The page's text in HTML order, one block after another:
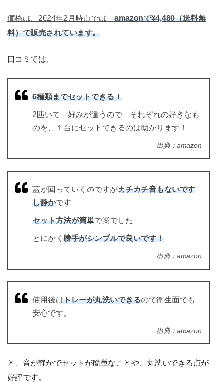
価格は、2024年2月時点では、 amazonで¥4,480（送料無
料）で販売されています。
口コミでは、
6種類までセットできる！
2匹いて、好みが違うので、それぞれの好きなも
のを、１台にセットできるのは助かります！
出典：amazon
蓋が回っていくのですがカチカチ音もないです
し静かです
セット方法が簡単で楽でした
とにかく 勝手がシンプルで良いです！
出典：amazon
使用後はトレーが丸洗いできるので衛生面でも
安心です。
出典：amazon
と、音が静かでセットが簡単なことや、丸洗いできる点が
好評です。